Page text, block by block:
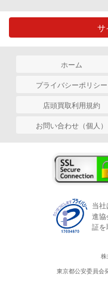
ホーム
プライバシーポリシー
店頭買取利用規約
お問い合わせ（個人）
当
進協
証を
株
東京都公安委員会